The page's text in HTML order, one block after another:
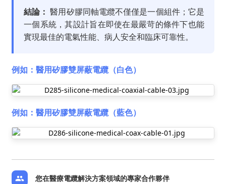
結論： 醫用矽膠同軸電纜不僅僅是一個組件；它是
一個系統，其設計旨在即使在最嚴苛的條件下也能
實現最佳的電氣性能、病人安全和臨床可靠性。
例如：醫用矽膠雙屏蔽電纜（白色）
例如：醫用矽膠雙屏蔽電纜（藍色）
您在醫療電纜解決方案領域的專家合作夥伴